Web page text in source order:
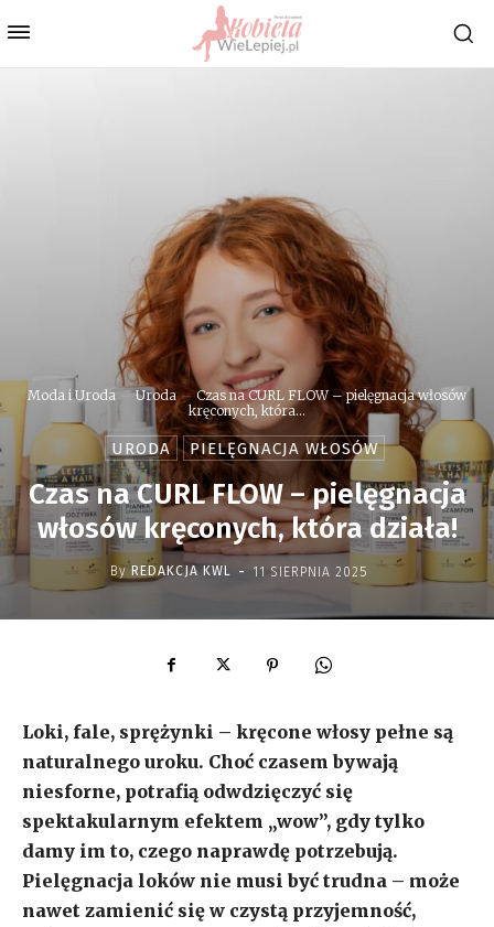
Moda i Uroda Uroda
Czas na CURL FLOW – pielęgnacja włosów
kręconych, która...
URODA PIELĘGNACJA WŁOSÓW
Czas na CURL FLOW – pielęgnacja
włosów kręconych, która działa!
By REDAKCJA KWL - 11 SIERPNIA 2025
Loki, fale, sprężynki – kręcone włosy pełne są
naturalnego uroku. Choć czasem bywają
niesforne, potrafią odwdzięczyć się
spektakularnym efektem „wow”, gdy tylko
damy im to, czego naprawdę potrzebują.
Pielęgnacja loków nie musi być trudna – może
nawet zamienić się w czystą przyjemność,